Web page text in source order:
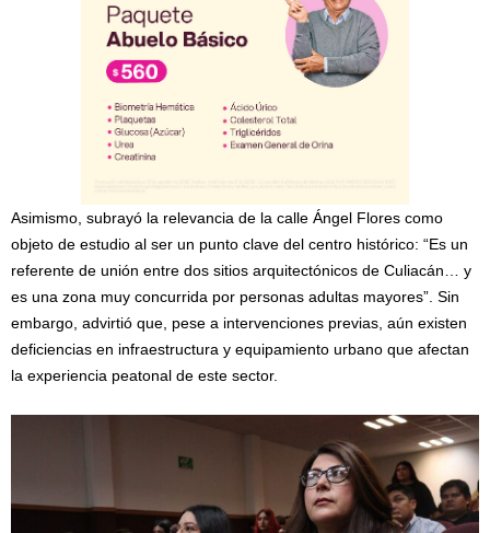
Asimismo, subrayó la relevancia de la calle Ángel Flores como
objeto de estudio al ser un punto clave del centro histórico: “Es un
referente de unión entre dos sitios arquitectónicos de Culiacán… y
es una zona muy concurrida por personas adultas mayores”. Sin
embargo, advirtió que, pese a intervenciones previas, aún existen
deficiencias en infraestructura y equipamiento urbano que afectan
la experiencia peatonal de este sector.